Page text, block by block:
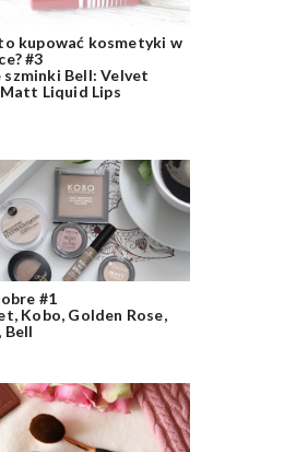
kupować kosmetyki w
#3
Bell: Velvet
Liquid Lips
#1
Kobo, Golden Rose,
Bell